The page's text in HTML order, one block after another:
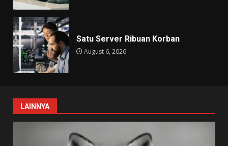
Satu Server Ribuan Korban
August 6, 2026
LAINNYA